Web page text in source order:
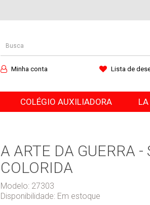
Minha conta Lista de
COLÉGIO AUXILIADORA
A ARTE DA GUERRA -
COLORIDA
Modelo: 27303
Disponibilidade: Em estoque